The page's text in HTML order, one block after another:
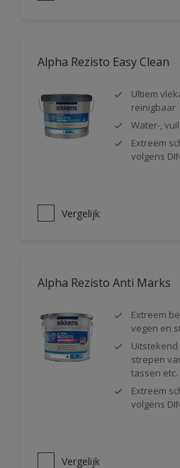
Alpha Rezisto Easy Clean
Ultiem
reinigbaar
Water-,
Extreem
volgens
Vergelijk
Alpha Rezisto Anti Marks
Extreem
vegen en
strepen
tassen etc.
Extreem
volgens
Vergelijk